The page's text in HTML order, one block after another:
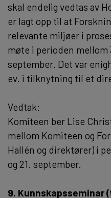
skal endelig vedtas av
er lagt opp til at
relevante miljøer i
møte i perioden mellom
september. Det var
ev. i tilknytning til et
Vedtak:
Komiteen ber Lise
mellom Komiteen og
Hallén og direktører) i
og 21. september.
9. Kunnskapsseminar